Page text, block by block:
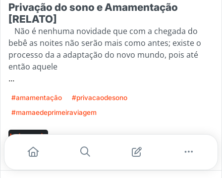
Privação do sono e Amamentação
[RELATO]
Não é nenhuma novidade que com a chegada do
bebê as noites não serão mais como antes; existe o
processo da a adaptação do novo mundo, pois até
então aquele
...
#amamentação
#privacaodesono
#mamaedeprimeiraviagem
Leia mais